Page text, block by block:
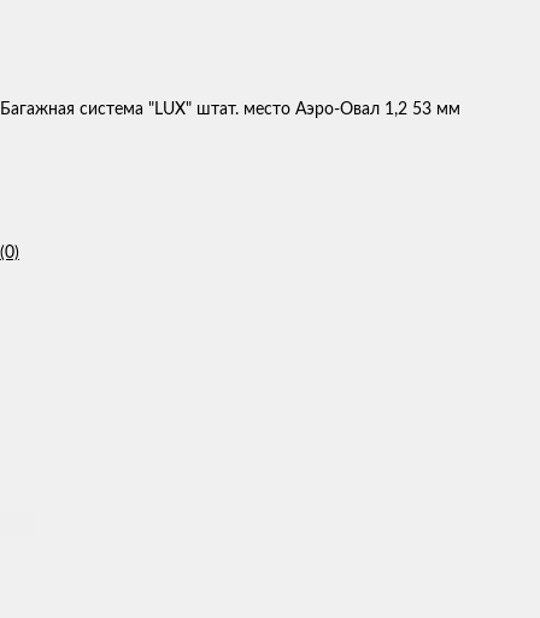
Багажная система "LUX" штат. место Аэро-Овал 1,2 53 мм
(0)